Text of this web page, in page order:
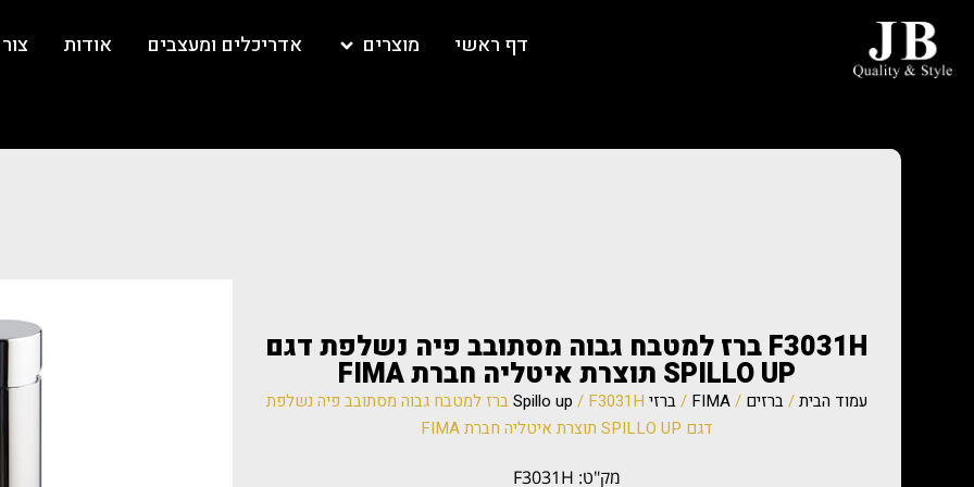
דף ראשי מוצרים אדריכלים ומעצבים אודות
F3031H ברז למטבח גבוה מסתובב פיה נשלפת דגם
SPILLO UP תוצרת איטליה חברת FIMA
עמוד הבית/ברזים /
FIMA
/ברזי Spillo up
/ F3031H ברז למטבח גבוה מסתובב פיה נשלפת
דגם SPILLO UP תוצרת איטליה חברת FIMA
מק"ט: F3031H